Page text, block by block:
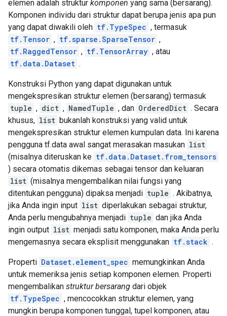
elemen adalah struktur komponen yang sama (bersarang).
Komponen individu dari struktur dapat berupa jenis apa pun
yang dapat diwakili oleh tf.TypeSpec , termasuk
tf.Tensor , tf.sparse.SparseTensor ,
tf.RaggedTensor , tf.TensorArray , atau
tf.data.Dataset .
Konstruksi Python yang dapat digunakan untuk
mengekspresikan struktur elemen (bersarang) termasuk
tuple , dict , NamedTuple , dan OrderedDict . Secara
khusus, list bukanlah konstruksi yang valid untuk
mengekspresikan struktur elemen kumpulan data. Ini karena
pengguna tf.data awal sangat merasakan masukan list
(misalnya diteruskan ke tf.data.Dataset.from_tensors
) secara otomatis dikemas sebagai tensor dan keluaran
list (misalnya mengembalikan nilai fungsi yang
ditentukan pengguna) dipaksa menjadi tuple . Akibatnya,
jika Anda ingin input list diperlakukan sebagai struktur,
Anda perlu mengubahnya menjadi tuple dan jika Anda
ingin output list menjadi satu komponen, maka Anda perlu
mengemasnya secara eksplisit menggunakan tf.stack .
Properti Dataset.element_spec memungkinkan Anda
untuk memeriksa jenis setiap komponen elemen. Properti
mengembalikan struktur bersarang dari objek
tf.TypeSpec , mencocokkan struktur elemen, yang
mungkin berupa komponen tunggal, tupel komponen, atau